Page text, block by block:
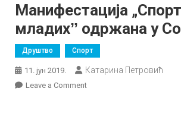
Манифестација
младихˮ одржана у
Друштво Спорт
11. јун 2019. Катарина Петровић
Leave a Commenton